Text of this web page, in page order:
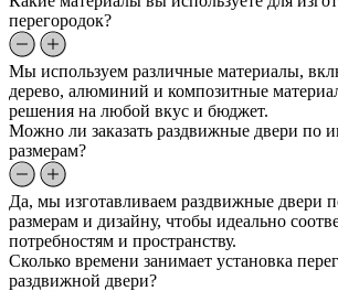
перегородок?
Мы используем различные материалы,
дерево, алюминий и композитные
решения на любой вкус и бюджет.
Можно ли заказать раздвижные двери по
размерам?
Да, мы изготавливаем раздвижные двери
размерам и дизайну, чтобы идеально
потребностям и пространству.
Сколько времени занимает установка
раздвижной двери?